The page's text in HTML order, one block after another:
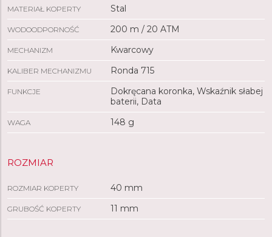
MATERIAŁ KOPERTY Stal
WODOODPORNOŚĆ 200 m / 20 ATM
MECHANIZM Kwarcowy
KALIBER MECHANIZMU Ronda 715
FUNKCJE
Dokręcana koronka, Wskaźnik słabej
baterii, Data
WAGA 148 g
ROZMIAR
ROZMIAR KOPERTY 40 mm
GRUBOŚĆ KOPERTY 11 mm